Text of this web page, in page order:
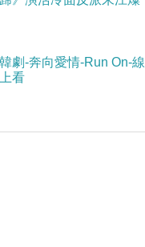
韓劇-奔向愛情-Run On-線
上看